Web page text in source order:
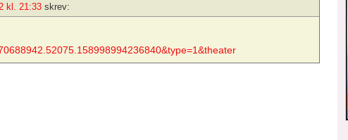
kl. 21:33 skrev: